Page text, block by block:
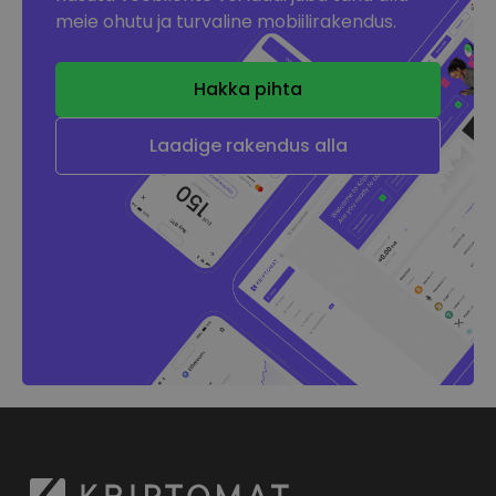
meie ohutu ja turvaline mobiilirakendus.
Hakka pihta
Laadige rakendus alla